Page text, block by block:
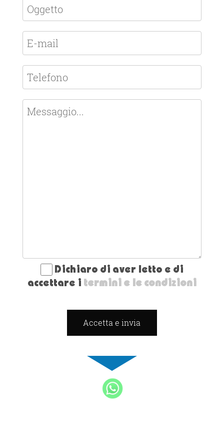
Dichiaro di aver letto e di
accettare i termini e le condizioni
Accetta e invia